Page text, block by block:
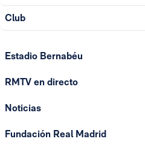
Club
Estadio Bernabéu
RMTV en directo
Noticias
Fundación Real Madrid